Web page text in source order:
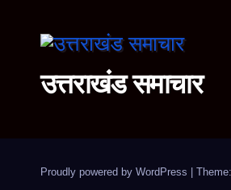
उत्तराखंड समाचार
Proudly powered by WordPress